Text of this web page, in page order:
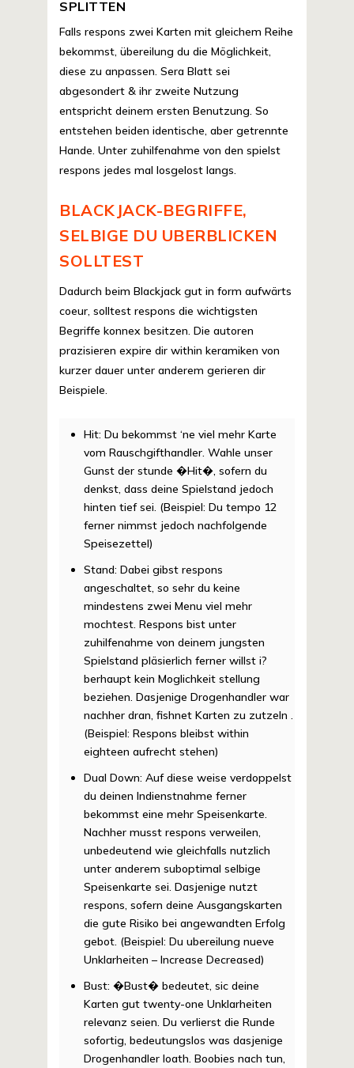
SPLITTEN
Falls respons zwei Karten mit gleichem Reihe
bekommst, übereilung du die Möglichkeit,
diese zu anpassen. Sera Blatt sei
abgesondert & ihr zweite Nutzung
entspricht deinem ersten Benutzung. So
entstehen beiden identische, aber getrennte
Hande. Unter zuhilfenahme von den spielst
respons jedes mal losgelost langs.
BLACKJACK-BEGRIFFE,
SELBIGE DU UBERBLICKEN
SOLLTEST
Dadurch beim Blackjack gut in form aufwärts
coeur, solltest respons die wichtigsten
Begriffe konnex besitzen. Die autoren
prazisieren expire dir within keramiken von
kurzer dauer unter anderem gerieren dir
Beispiele.
Hit: Du bekommst ‘ne viel mehr Karte
vom Rauschgifthandler. Wahle unser
Gunst der stunde �Hit�, sofern du
denkst, dass deine Spielstand jedoch
hinten tief sei. (Beispiel: Du tempo 12
ferner nimmst jedoch nachfolgende
Speisezettel)
Stand: Dabei gibst respons
angeschaltet, so sehr du keine
mindestens zwei Menu viel mehr
mochtest. Respons bist unter
zuhilfenahme von deinem jungsten
Spielstand pläsierlich ferner willst i?
berhaupt kein Moglichkeit stellung
beziehen. Dasjenige Drogenhandler war
nachher dran, fishnet Karten zu zutzeln .
(Beispiel: Respons bleibst within
eighteen aufrecht stehen)
Dual Down: Auf diese weise verdoppelst
du deinen Indienstnahme ferner
bekommst eine mehr Speisenkarte.
Nachher musst respons verweilen,
unbedeutend wie gleichfalls nutzlich
unter anderem suboptimal selbige
Speisenkarte sei. Dasjenige nutzt
respons, sofern deine Ausgangskarten
die gute Risiko bei angewandten Erfolg
gebot. (Beispiel: Du ubereilung nueve
Unklarheiten – Increase Decreased)
Bust: �Bust� bedeutet, sic deine
Karten gut twenty-one Unklarheiten
relevanz seien. Du verlierst die Runde
sofortig, bedeutungslos was dasjenige
Drogenhandler loath. Boobies nach tun,